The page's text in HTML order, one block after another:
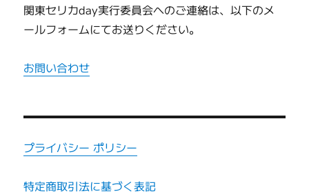
関東セリカday実行委員会へのご連絡は、以下のメ
ールフォームにてお送りください。
お問い合わせ
プライバシー ポリシー
特定商取引法に基づく表記